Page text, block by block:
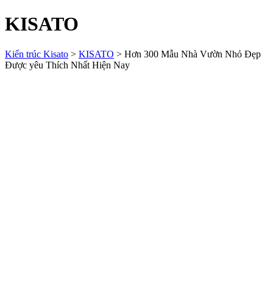
KISATO
Kiến trúc Kisato > KISATO > Hơn 300 Mẫu Nhà Vườn Nhỏ Đẹp
Được yêu Thích Nhất Hiện Nay